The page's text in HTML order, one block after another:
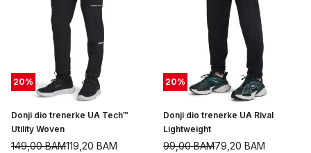
20%
Donji dio trenerke UA Tech™
Utility Woven
119,20 BAM
149,00BAM
20%
Donji dio trenerke UA Rival
Lightweight
79,20 BAM
99,00BAM